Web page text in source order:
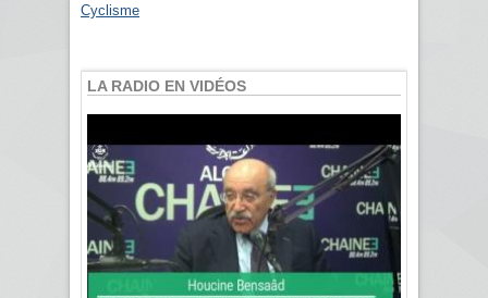
Cyclisme
LA RADIO EN VIDÉOS